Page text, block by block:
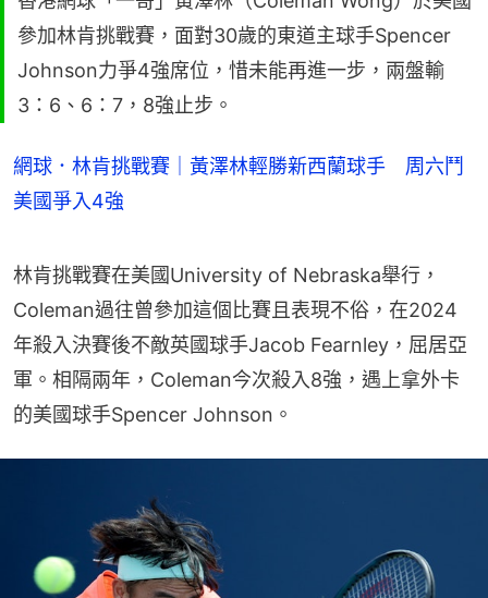
參加林肯挑戰賽，面對30歲的東道主球手Spencer
Johnson力爭4強席位，惜未能再進一步，兩盤輸
3：6、6：7，8強止步。
網球．林肯挑戰賽｜黃澤林輕勝新西蘭球手 周六鬥
美國爭入4強
林肯挑戰賽在美國​University of Nebraska舉行，
Coleman過往曾參加這個比賽且表現不俗，在2024
年殺入決賽後不敵英國球手Jacob Fearnley，屈居亞
軍。相隔兩年，Coleman今次殺入8強，遇上拿外卡
的美國球手Spencer Johnson。